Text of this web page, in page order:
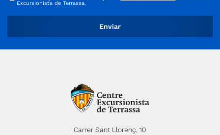
habitacions, els banys, una tina, molins de vi i d’oli, el celler,
quadres pel bestiar i les cavalleries, un gran bassa, etc ...
L’hostal encara estava funcionant com a mas agrícola als anys
30 del segle passat. A partir dels anys 50 Sant Jaume va
quedar abandonat definitivament, fet que en va accelerar el
trosset de camí i agafarem l’anomenat camí dels Maquis,
passant per la Balma o Bauma del Sequer i el cantó nord de la
vall de Vallhonesta. S’anomena així el camí, pel fet que aquí els
portar a terme les seves activitats clandestines amb el suport
Excursionista de Terrassa.
Carrer Sant Llorenç, 10